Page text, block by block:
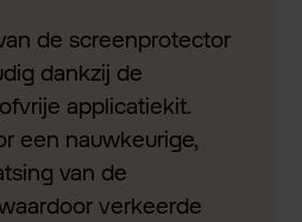
de screenprotector
dankzij de
applicatiekit.
een nauwkeurige,
van de
verkeerde